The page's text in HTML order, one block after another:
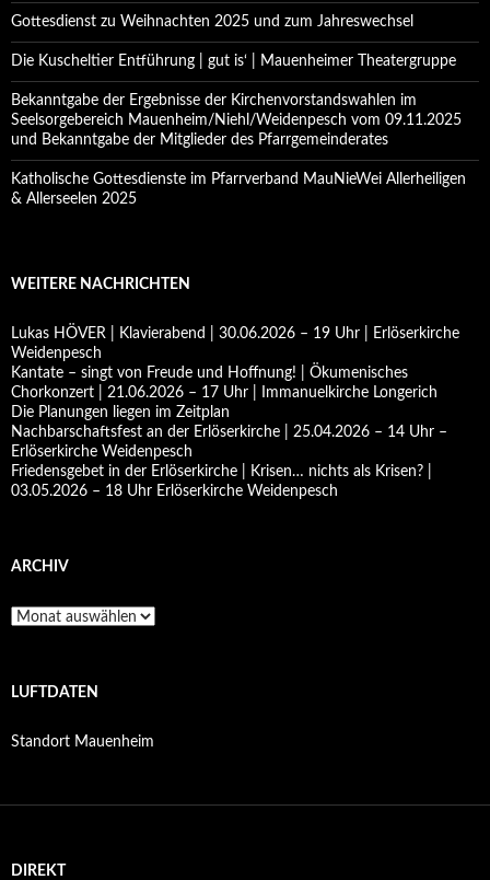
Gottesdienst zu Weihnachten 2025 und zum Jahreswechsel
Die Kuscheltier Entführung | gut is‘ | Mauenheimer Theatergruppe
Bekanntgabe der Ergebnisse der Kirchenvorstandswahlen im
Seelsorgebereich Mauenheim/Niehl/Weidenpesch vom 09.11.2025
und Bekanntgabe der Mitglieder des Pfarrgemeinderates
Katholische Gottesdienste im Pfarrverband MauNieWei Allerheiligen
& Allerseelen 2025
WEITERE NACHRICHTEN
Lukas HÖVER | Klavierabend | 30.06.2026 – 19 Uhr | Erlöserkirche
Weidenpesch
Kantate – singt von Freude und Hoffnung! | Ökumenisches
Chorkonzert | 21.06.2026 – 17 Uhr | Immanuelkirche Longerich
Die Planungen liegen im Zeitplan
Nachbarschaftsfest an der Erlöserkirche | 25.04.2026 – 14 Uhr –
Erlöserkirche Weidenpesch
Friedensgebet in der Erlöserkirche | Krisen… nichts als Krisen? |
03.05.2026 – 18 Uhr Erlöserkirche Weidenpesch
ARCHIV
Archiv
LUFTDATEN
Standort Mauenheim
DIREKT